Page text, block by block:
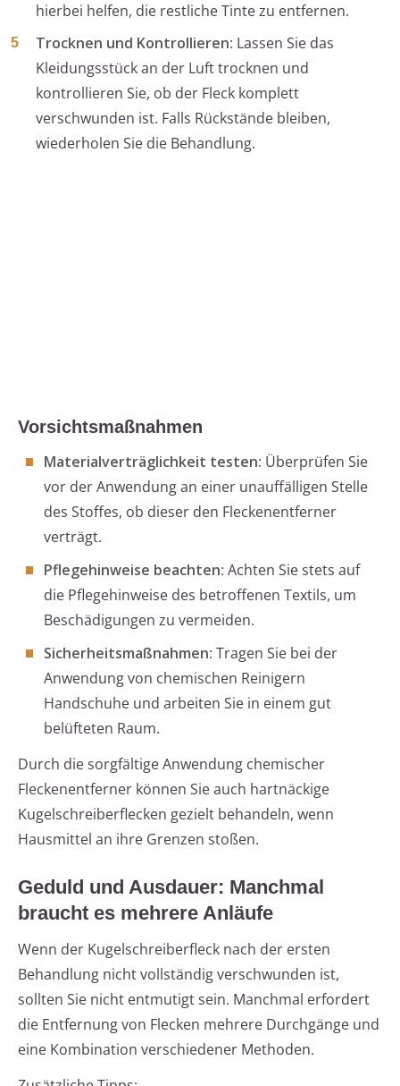
hierbei helfen, die restliche Tinte zu entfernen.
Trocknen und Kontrollieren: Lassen Sie das
Kleidungsstück an der Luft trocknen und
kontrollieren Sie, ob der Fleck komplett
verschwunden ist. Falls Rückstände bleiben,
wiederholen Sie die Behandlung.
Vorsichtsmaßnahmen
Materialverträglichkeit testen: Überprüfen Sie
vor der Anwendung an einer unauffälligen Stelle
des Stoffes, ob dieser den Fleckenentferner
verträgt.
Pflegehinweise beachten: Achten Sie stets auf
die Pflegehinweise des betroffenen Textils, um
Beschädigungen zu vermeiden.
Sicherheitsmaßnahmen: Tragen Sie bei der
Anwendung von chemischen Reinigern
Handschuhe und arbeiten Sie in einem gut
belüfteten Raum.
Durch die sorgfältige Anwendung chemischer
Fleckenentferner können Sie auch hartnäckige
Kugelschreiberflecken gezielt behandeln, wenn
Hausmittel an ihre Grenzen stoßen.
Geduld und Ausdauer: Manchmal
braucht es mehrere Anläufe
Wenn der Kugelschreiberfleck nach der ersten
Behandlung nicht vollständig verschwunden ist,
sollten Sie nicht entmutigt sein. Manchmal erfordert
die Entfernung von Flecken mehrere Durchgänge und
eine Kombination verschiedener Methoden.